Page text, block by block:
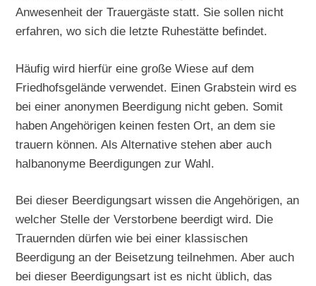
Anwesenheit der Trauergäste statt. Sie sollen nicht
erfahren, wo sich die letzte Ruhestätte befindet.
Häufig wird hierfür eine große Wiese auf dem
Friedhofsgelände verwendet. Einen Grabstein wird es
bei einer anonymen Beerdigung nicht geben. Somit
haben Angehörigen keinen festen Ort, an dem sie
trauern können. Als Alternative stehen aber auch
halbanonyme Beerdigungen zur Wahl.
Bei dieser Beerdigungsart wissen die Angehörigen, an
welcher Stelle der Verstorbene beerdigt wird. Die
Trauernden dürfen wie bei einer klassischen
Beerdigung an der Beisetzung teilnehmen. Aber auch
bei dieser Beerdigungsart ist es nicht üblich, das